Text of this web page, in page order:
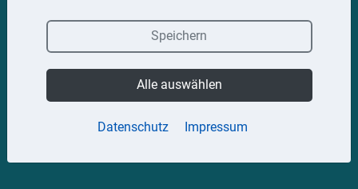
Datenschutz Impressum
Speichern
Alle auswählen